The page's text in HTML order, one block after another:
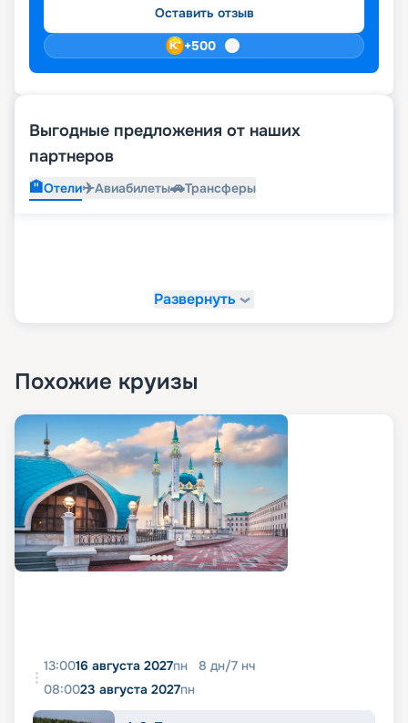
Оставить отзыв
+500
Выгодные предложения от наших
партнеров
🏨Отели✈️Авиабилеты🚗Трансферы
Развернуть
Похожие круизы
13:0016 августа 2027пн 8 дн/7 нч
08:0023 августа 2027пн